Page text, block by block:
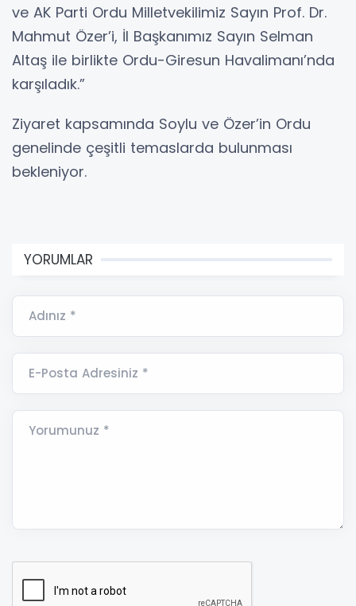
ve AK Parti Ordu Milletvekilimiz Sayın Prof. Dr.
Mahmut Özer’i, İl Başkanımız Sayın Selman
Altaş ile birlikte Ordu-Giresun Havalimanı’nda
karşıladık.”
Ziyaret kapsamında Soylu ve Özer’in Ordu
genelinde çeşitli temaslarda bulunması
bekleniyor.
YORUMLAR
Adınız *
E-Posta Adresiniz *
Yorumunuz *